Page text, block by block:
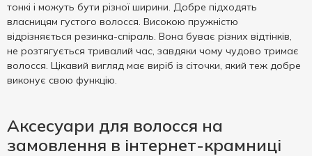
тонкі і можуть бути різної ширини. Добре підходять
власницям густого волосся. Високою пружністю
відрізняється резинка-спіраль. Вона буває різних відтінків,
не розтягується тривалий час, завдяки чому чудово тримає
волосся. Цікавий вигляд має виріб із сіточки, який теж добре
виконує свою функцію.
Аксесуари для волосся на
замовлення в інтернет-крамниці